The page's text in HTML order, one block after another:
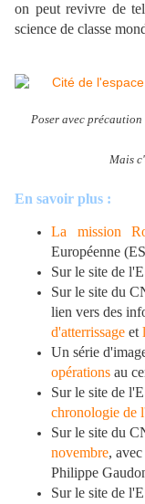
on peut revivre de
science de classe
Poser avec
Mais
En savoir plus :
La mission
Européenne
Sur le site de
Sur le site du
lien vers des
d'atterrissage et
Un série
opérations au
Sur le site de
chronologie de
Sur le site du
novembre,
Philippe
Sur le site de